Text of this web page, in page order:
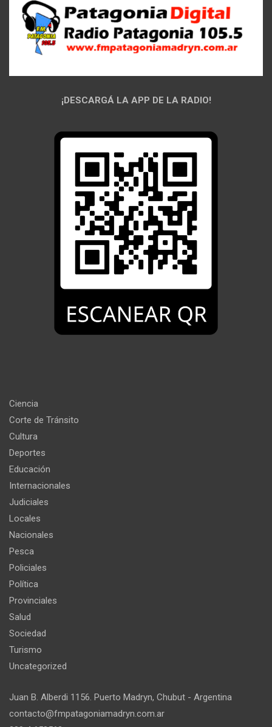
¡DESCARGÁ LA APP DE LA RADIO!
Ciencia
Corte de Tránsito
Cultura
Deportes
Educación
Internacionales
Judiciales
Locales
Nacionales
Pesca
Policiales
Política
Provinciales
Salud
Sociedad
Turismo
Uncategorized
Juan B. Alberdi 1156. Puerto Madryn, Chubut - Argentina
contacto@fmpatagoniamadryn.com.ar